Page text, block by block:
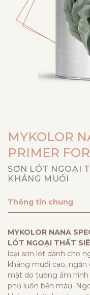
MYKOLOR
PRIMER
SƠN LÓT NGOẠI
KHÁNG MUỐI
Thông tin chung
MYKOLOR NANA
LÓT NGOẠI THẤT
loại sơn lót dành cho
kháng muối cao,
mặt do tường ẩm hình
phủ luôn bền màu.